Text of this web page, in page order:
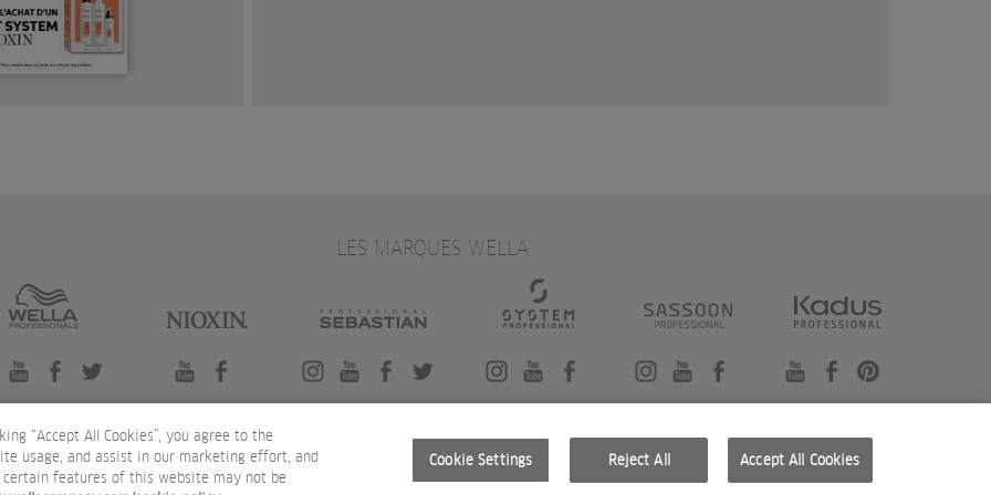
LES MARQUES WELLA
D'UTILISATION POLITIQUE DE CONFIDENTIALITÉ
INFORMATION COOKIES
DO NOT SHARE OR SELL PERSONAL INFORMATION
SITE CRÉÉ PAR STUDIO NODA
“Accept All Cookies”, you agree to the
usage, and assist in our marketing effort, and
features of this website may not be
Cookie Settings Reject All Accept All Cookies